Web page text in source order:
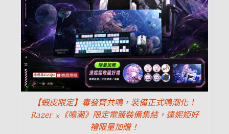
【蝦皮限定】毒發齊共鳴，裝備正式鳴潮化！
Razer ×《鳴潮》限定電競裝備集結，達妮婭好
禮限量加贈！